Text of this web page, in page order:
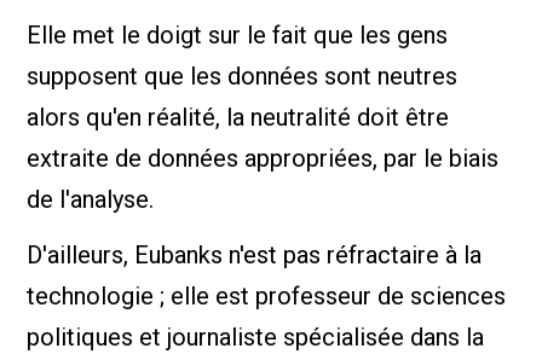
Elle met le doigt sur le fait que les gens
supposent que les données sont neutres
alors qu'en réalité, la neutralité doit être
extraite de données appropriées, par le biais
de l'analyse.
D'ailleurs, Eubanks n'est pas réfractaire à la
technologie ; elle est professeur de sciences
politiques et journaliste spécialisée dans la